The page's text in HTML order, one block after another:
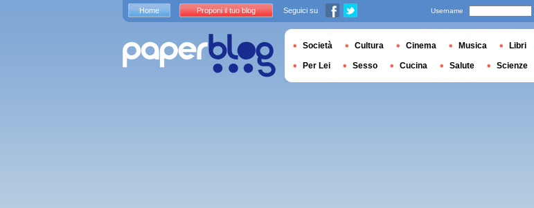
Home Proponi il tuo blog Seguici su Username
Società Cultura Cinema Musica Libri
Per Lei Sesso Cucina Salute Scienze